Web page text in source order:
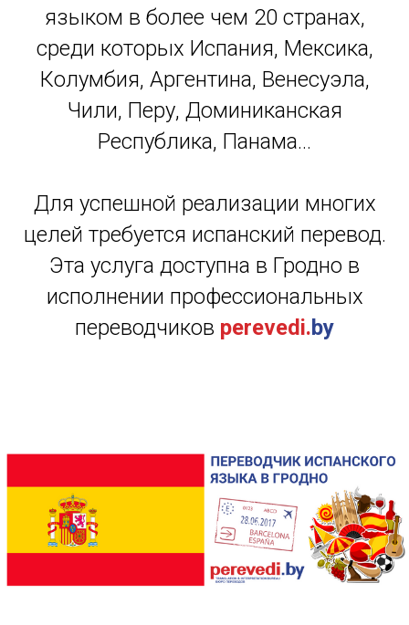
языком в более чем 20 странах,
среди которых Испания, Мексика,
Колумбия, Аргентина, Венесуэла,
Чили, Перу, Доминиканская
Республика, Панама…
Для успешной реализации многих
целей требуется испанский перевод.
Эта услуга доступна в Гродно в
исполнении профессиональных
переводчиков perevedi.by